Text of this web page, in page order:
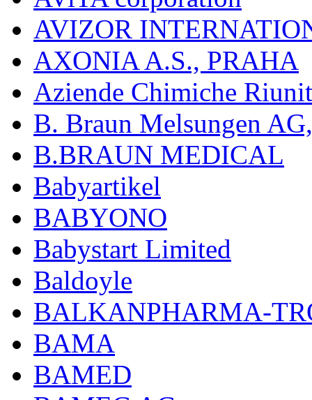
AVIZOR
AXONIA A.S., PRAHA
Aziende Chimiche
B. Braun Melsungen
B.BRAUN MEDICAL
Babyartikel
BABYONO
Babystart Limited
Baldoyle
BALKANPHARMA-
BAMA
BAMED